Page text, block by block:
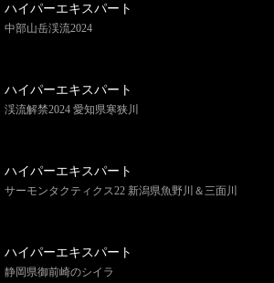
ハイパーエキスパート
中部山岳渓流2024
ハイパーエキスパート
渓流解禁2024 愛知県寒狭川
ハイパーエキスパート
サーモンタクティクス22 新潟県魚野川＆三面川
ハイパーエキスパート
静岡県御前崎のシイラ